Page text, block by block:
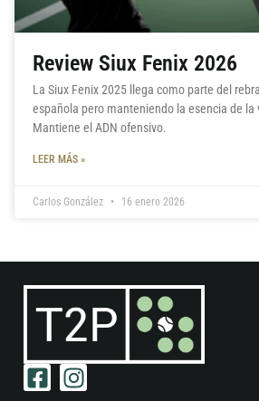
Review Siux Fenix 2026
La Siux Fenix 2025 llega como parte del
española pero manteniendo la esencia de la
Mantiene el ADN ofensivo.
LEER MÁS »
Carlos González 16 enero 2026